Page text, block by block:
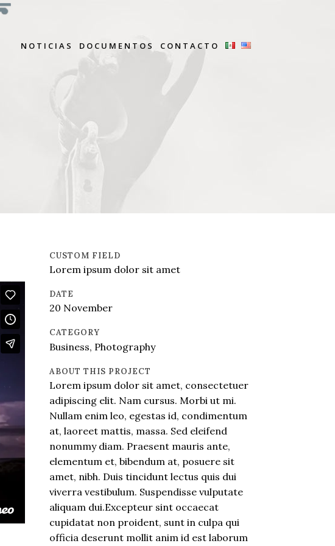
NOTICIAS DOCUMENTOS CONTACTO
CUSTOM FIELD
Lorem ipsum dolor sit amet
DATE
20 November
CATEGORY
Business, Photography
ABOUT THIS PROJECT
Lorem ipsum dolor sit amet, consectetuer
adipiscing elit. Nam cursus. Morbi ut mi.
Nullam enim leo, egestas id, condimentum
at, laoreet mattis, massa. Sed eleifend
nonummy diam. Praesent mauris ante,
elementum et, bibendum at, posuere sit
amet, nibh. Duis tincidunt lectus quis dui
viverra vestibulum. Suspendisse vulputate
aliquam dui.Excepteur sint occaecat
cupidatat non proident, sunt in culpa qui
officia deserunt mollit anim id est laborum